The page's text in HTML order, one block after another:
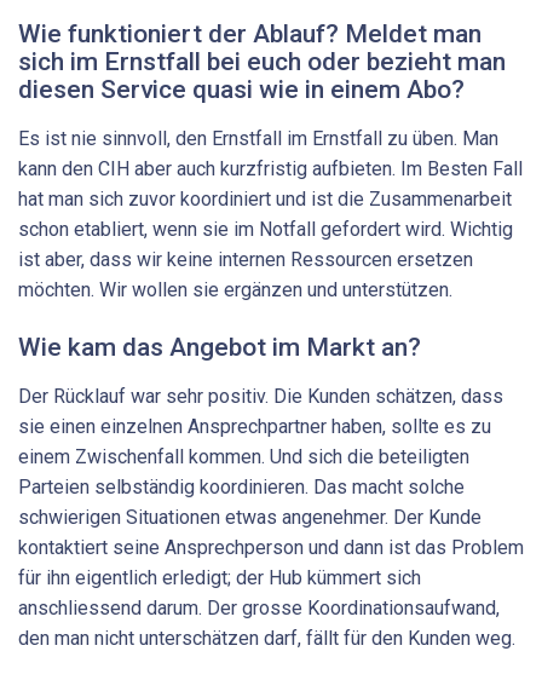
Wie funktioniert der Ablauf? Meldet man
sich im Ernstfall bei euch oder bezieht man
diesen Service quasi wie in einem Abo?
Es ist nie sinnvoll, den Ernstfall im Ernstfall zu üben. Man
kann den CIH aber auch kurzfristig aufbieten. Im Besten Fall
hat man sich zuvor koordiniert und ist die Zusammenarbeit
schon etabliert, wenn sie im Notfall gefordert wird. Wichtig
ist aber, dass wir keine internen Ressourcen ersetzen
möchten. Wir wollen sie ergänzen und unterstützen.
Wie kam das Angebot im Markt an?
Der Rücklauf war sehr positiv. Die Kunden schätzen, dass
sie einen einzelnen Ansprechpartner haben, sollte es zu
einem Zwischenfall kommen. Und sich die beteiligten
Parteien selbständig koordinieren. Das macht solche
schwierigen Situationen etwas angenehmer. Der Kunde
kontaktiert seine Ansprechperson und dann ist das Problem
für ihn eigentlich erledigt; der Hub kümmert sich
anschliessend darum. Der grosse Koordinationsaufwand,
den man nicht unterschätzen darf, fällt für den Kunden weg.